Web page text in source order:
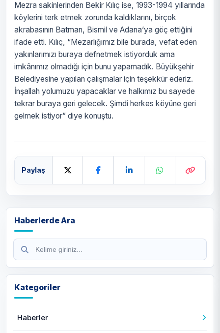
Haberlerde Ara
Kategoriler
Haberler
Mezra sakinlerinden Bekir Kılıç ise, 1993-1994 yıllarında
köylerini terk etmek zorunda kaldıklarını, birçok
akrabasının Batman, Bismil ve Adana’ya göç ettiğini
ifade etti. Kılıç, “Mezarlığımız bile burada, vefat eden
yakınlarımızı buraya defnetmek istiyorduk ama
imkânımız olmadığı için bunu yapamadık. Büyükşehir
Belediyesine yapılan çalışmalar için teşekkür ederiz.
İnşallah yolumuzu yapacaklar ve halkımız bu sayede
tekrar buraya geri gelecek. Şimdi herkes köyüne geri
gelmek istiyor” diye konuştu.
Paylaş